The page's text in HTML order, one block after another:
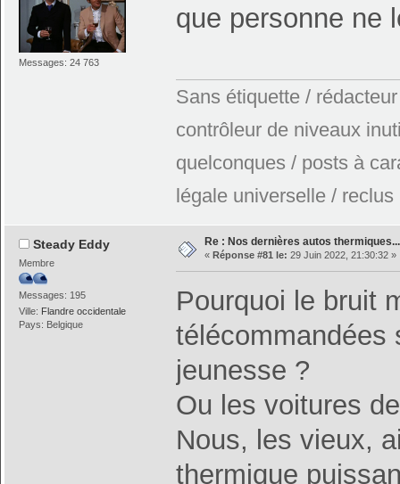
Messages: 24 763
que personne
Sans étiquette /
contrôleur de niveaux
quelconques / posts à
légale universelle / reclus
Steady Eddy
Membre
Messages: 195
Ville: Flandre occidentale
Pays: Belgique
Re : Nos dernières autos
« Réponse #81 le: 29 Juin 2022, 21:30:32 »
Pourquoi le bruit
télécommandées
jeunesse ?
Ou les voitures
Nous, les vieux,
thermique